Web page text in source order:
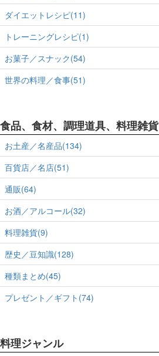
ダイエットレシピ(11)
トレーニングレシピ(1)
お菓子／スナック(54)
世界の料理／食事(51)
食品、食材、調理道具、料理雑貨
お土産／名産品(134)
百貨店／名店(51)
通販(64)
お酒／アルコール(32)
料理雑貨(9)
歴史／豆知識(128)
種類まとめ(45)
プレゼント／ギフト(74)
料理ジャンル